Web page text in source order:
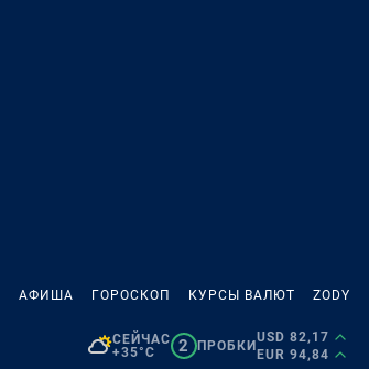
АФИША ГОРОСКОП КУРСЫ ВАЛЮТ ZODY
СЕЙЧАС
+35°C
2 ПРОБКИ
USD 82,17
EUR 94,84